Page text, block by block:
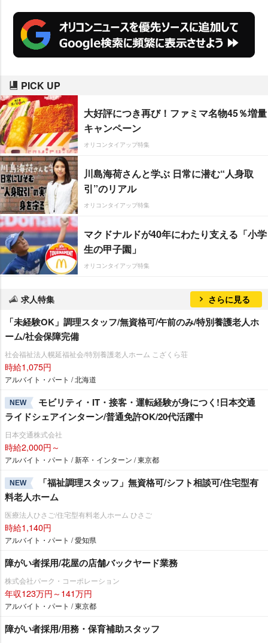
PICK UP
大好評につき再び！ファミマ名物45％増量
キャンペーン
オリコンタイアップ特集
川島海荷さんと学ぶ 日常に潜む“人身取
引”のリアル
オリコンタイアップ特集
マクドナルドが40年にわたり支える「小学
生の甲子園」
オリコンタイアップ特集
求人特集 さらに見る
「未経験OK」調理スタッフ/無資格可/午前のみ/特別養護老人ホ
ーム/社会保障完備
社会福祉法人幌延福祉会/特別養護老人ホーム こざくら荘
時給1,075円
アルバイト・パート / 北海道
NEW
モビリティ・IT・接客・運転経験が身につく!日本交通
ライドシェアインターン/普通免許OK/20代活躍中
日本交通株式会社
時給2,000円～
アルバイト・パート / 新卒・インターン / 東京都
NEW
「福祉調理スタッフ」無資格可/シフト相談可/住宅型有
料老人ホーム
医療法人ひさご/住宅型有料老人ホーム ひさご
時給1,140円
アルバイト・パート / 愛知県
障がい者採用/花屋の店舗バックヤード業務
株式会社パーク・コーポレーション
年収123万円～141万円
アルバイト・パート / 東京都
障がい者採用/用務・保育補助スタッフ